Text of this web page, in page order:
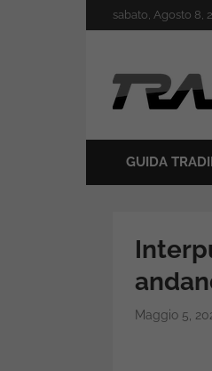
to
sabato, Agosto 8,
GUIDA
Maggio 5,